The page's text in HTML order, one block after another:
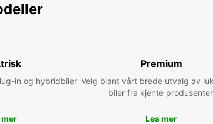
pour
in og hybridbiler
mer
Premium
Velg blant vårt brede utvalg av
biler fra kjente
Les mer